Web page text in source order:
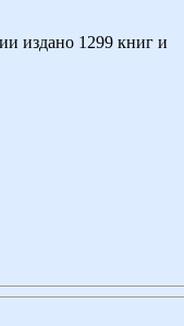
издано 1299 книг и